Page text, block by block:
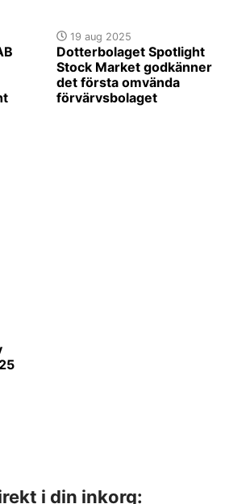
19 aug 2025
Dotterbolaget Spotlight
Stock Market godkänner
det första omvända
förvärvsbolaget
i din inkorg: